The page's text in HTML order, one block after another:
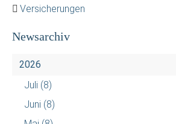
Versicherungen
Newsarchiv
2026
Juli (8)
Juni (8)